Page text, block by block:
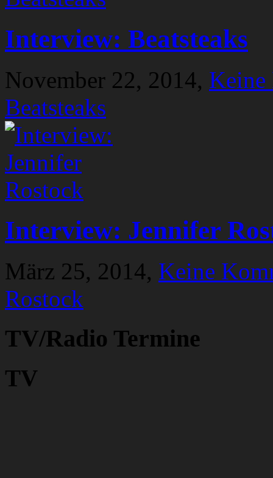
Interview: Beatsteaks
November 22, 2014, Keine
Beatsteaks
Interview: Jennifer
März 25, 2014, Keine
Rostock
TV/Radio Termine
TV